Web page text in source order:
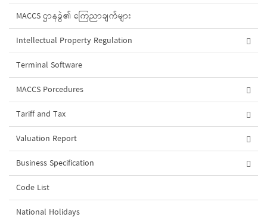
MACCS ဌာနခွဲ၏ ကြေညာချက်များ
Intellectual Property Regulation
Terminal Software
MACCS Porcedures
Tariff and Tax
Valuation Report
Business Specification
Code List
National Holidays